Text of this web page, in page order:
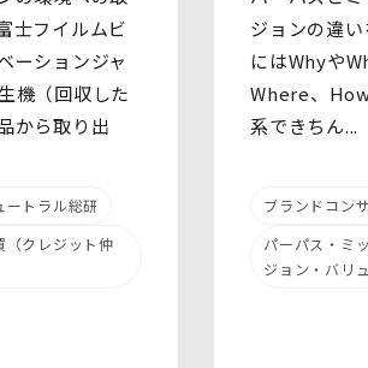
用目的の達成に必要な範囲内において、個
取扱いを外部に委託する際は、十分な情報
している委託先を選定するとともに、当該
かつ適切な監督を行います。
ータ（個人情報保護法第16条第３項により
人データ」をいい、以下同様とします。）
い、正確かつ最新のものとするよう適切な
タの漏えい、滅失又は毀損の防止その他の
士フイルムビ
ーションジャ
機（回収した
から取り出
ートラル総研
（クレジット仲
ジョンの違
にはWhyや
Where、
系できちん...
ブランドコン
パーパス・ミ
ジョン・バリ